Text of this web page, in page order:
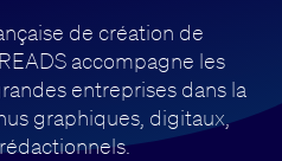
de création de
accompagne les
entreprises dans la
graphiques, digitaux,